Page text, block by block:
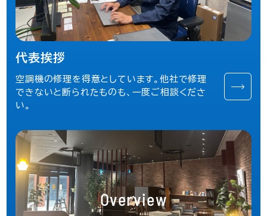
代表挨拶
空調機の修理を得意としています。他社で修理
できないと断られたものも、一度ご相談くださ
い。
Overview